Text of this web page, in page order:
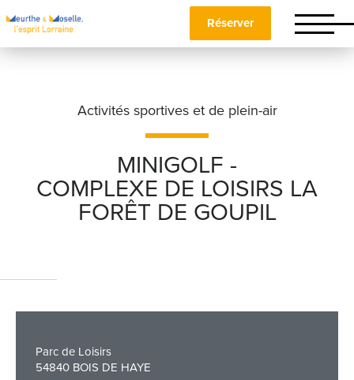
Réserver
Activités sportives et de plein-air
MINIGOLF -
COMPLEXE DE LOISIRS LA
FORÊT DE GOUPIL
Parc de Loisirs
54840 BOIS DE HAYE
Nom*